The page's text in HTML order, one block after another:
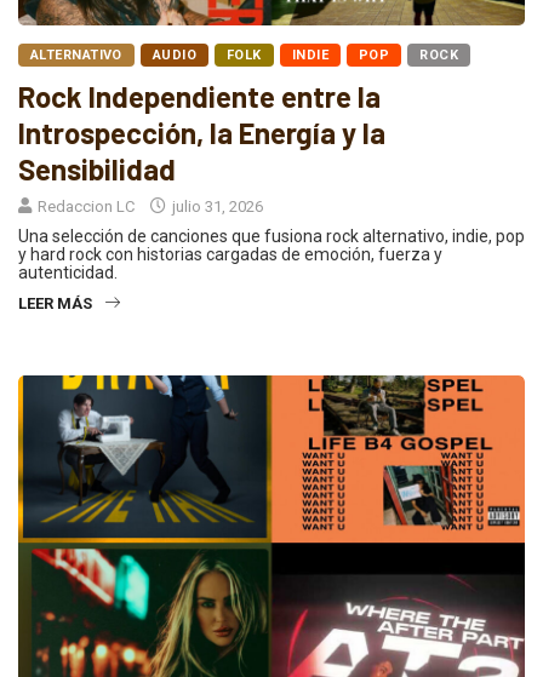
ALTERNATIVO AUDIO FOLK INDIE POP ROCK
Rock Independiente entre la
Introspección, la Energía y la
Sensibilidad
Redaccion LC julio 31, 2026
Una selección de canciones que fusiona rock alternativo, indie, pop
y hard rock con historias cargadas de emoción, fuerza y
autenticidad.
LEER MÁS